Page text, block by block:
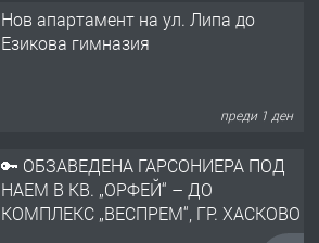
Нов апартамент на ул. Липа до
Езикова гимназия
преди 1 ден
🔑 ОБЗАВЕДЕНА ГАРСОНИЕРА ПОД
НАЕМ В КВ. „ОРФЕЙ“ – ДО
КОМПЛЕКС „ВЕСПРЕМ“, ГР. ХАСКОВО